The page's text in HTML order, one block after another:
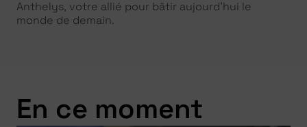
Anthelys, votre allié pour bâtir aujourd’hui le
monde de demain.
En ce moment